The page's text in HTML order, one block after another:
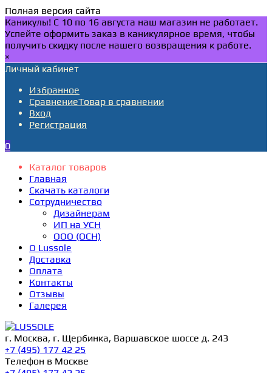
Полная версия сайта
Каникулы! С 10 по 16 августа наш магазин не работает.
Успейте оформить заказ в каникулярное время, чтобы
получить скидку после нашего возвращения к работе.
×
Личный кабинет
Избранное
СравнениеТовар в сравнении
Вход
Регистрация
0
Каталог товаров
Главная
Скачать каталоги
Сотрудничество
Дизайнерам
ИП на УСН
ООО (ОСН)
О Lussole
Доставка
Оплата
Контакты
Отзывы
Галерея
г. Москва, г. Щербинка, Варшавское шоссе д. 243
+7 (495) 177 42 25
Телефон в Москве